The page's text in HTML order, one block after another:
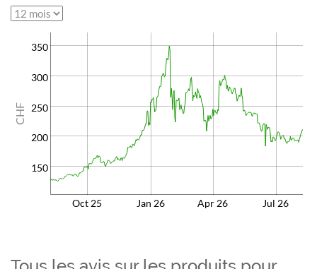
150
200
250
300
350
Oct 25 Jan 26 Apr 26 Jul 26
CHF